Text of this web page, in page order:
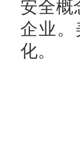
安全概
企业
化。